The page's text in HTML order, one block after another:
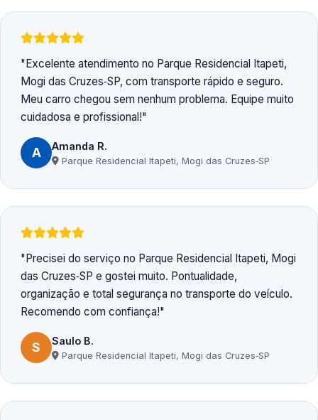
Excelente atendimento no Parque Residencial Itapeti,
Mogi das Cruzes‑SP, com transporte rápido e seguro.
Meu carro chegou sem nenhum problema. Equipe muito
cuidadosa e profissional!
A Amanda R.
Parque Residencial Itapeti, Mogi das Cruzes‑SP
Precisei do serviço no Parque Residencial Itapeti, Mogi
das Cruzes‑SP e gostei muito. Pontualidade,
organização e total segurança no transporte do veículo.
Recomendo com confiança!
S Saulo B.
Parque Residencial Itapeti, Mogi das Cruzes‑SP